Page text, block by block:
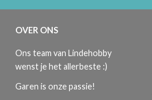
OVER ONS
Ons team van Lindehobby
wenst je het allerbeste :)
Garen is onze passie!